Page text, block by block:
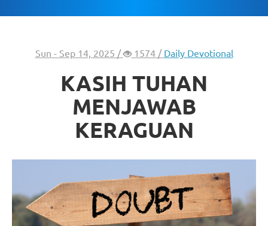
Sun - Sep 14, 2025 / 1574 / Daily Devotional
KASIH TUHAN
MENJAWAB
KERAGUAN